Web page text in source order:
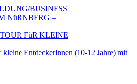
BUSINESS
NüRNBERG –
FüR KLEINE
EntdeckerInnen (10-12 Jahre) mit